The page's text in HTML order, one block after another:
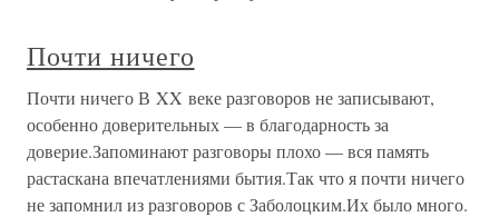
Почти ничего
Почти ничего В XX веке разговоров не записывают,
особенно доверительных — в благодарность за
доверие.Запоминают разговоры плохо — вся память
растаскана впечатлениями бытия.Так что я почти ничего
не запомнил из разговоров с Заболоцким.Их было много.